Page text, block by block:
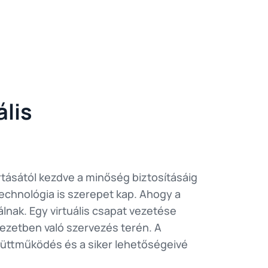
kezdve a minőség biztosításáig
is szerepet kap. Ahogy a
Egy virtuális csapat vezetése
való szervezés terén. A
és a siker lehetőségeivé